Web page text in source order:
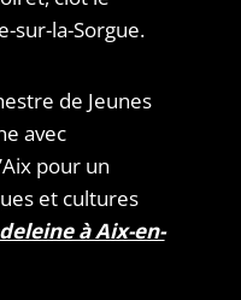
sur-la-Sorgue.
de Jeunes
avec
pour un
et cultures
à Aix-en-